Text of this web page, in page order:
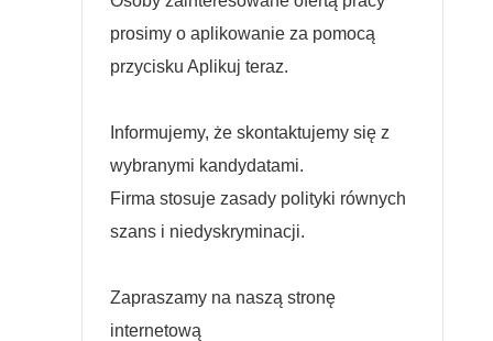
prosimy o aplikowanie za pomocą
przycisku Aplikuj teraz.
Informujemy, że skontaktujemy się z
wybranymi kandydatami.
Firma stosuje zasady polityki równych
szans i niedyskryminacji.
Zapraszamy na naszą stronę
internetową